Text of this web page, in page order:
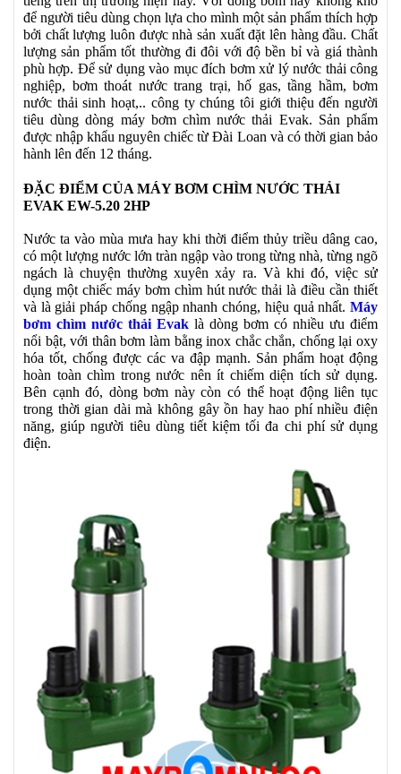
để người tiêu dùng chọn lựa cho mình một sản phẩm thích hợp
bởi chất lượng luôn được nhà sản xuất đặt lên hàng đầu. Chất
lượng sản phẩm tốt thường đi đôi với độ bền bỉ và giá thành
phù hợp. Để sử dụng vào mục đích bơm xử lý nước thải công
nghiệp, bơm thoát nước trang trại, hố gas, tầng hầm, bơm
nước thải sinh hoạt,.. công ty chúng tôi giới thiệu đến người
tiêu dùng dòng máy bơm chìm nước thải Evak. Sản phẩm
được nhập khẩu nguyên chiếc từ Đài Loan và có thời gian bảo
hành lên đến 12 tháng.
ĐẶC ĐIỂM CỦA MÁY BƠM CHÌM NƯỚC THẢI
EVAK EW-5.20 2HP
Nước ta vào mùa mưa hay khi thời điểm thủy triều dâng cao,
có một lượng nước lớn tràn ngập vào trong từng nhà, từng ngõ
ngách là chuyện thường xuyên xảy ra. Và khi đó, việc sử
dụng một chiếc máy bơm chìm hút nước thải là điều cần thiết
và là giải pháp chống ngập nhanh chóng, hiệu quả nhất. Máy
bơm chìm nước thải Evak là dòng bơm có nhiều ưu điểm
nổi bật, với thân bơm làm bằng inox chắc chắn, chống lại oxy
hóa tốt, chống được các va đập mạnh. Sản phẩm hoạt động
hoàn toàn chìm trong nước nên ít chiếm diện tích sử dụng.
Bên cạnh đó, dòng bơm này còn có thể hoạt động liên tục
trong thời gian dài mà không gây ồn hay hao phí nhiều điện
năng, giúp người tiêu dùng tiết kiệm tối đa chi phí sử dụng
điện.